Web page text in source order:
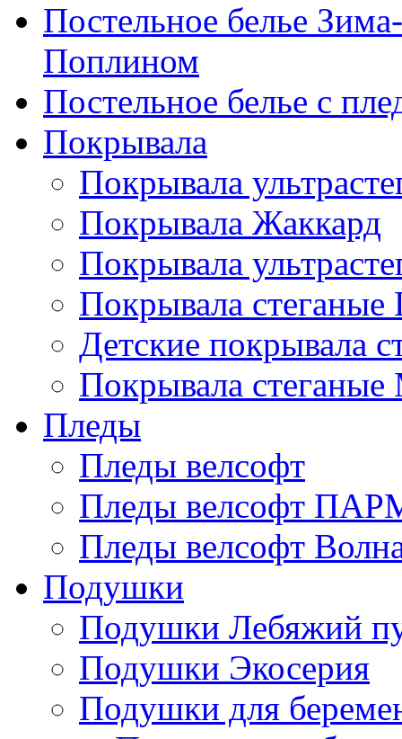
Постельное белье
Поплином
Постельное белье с
Покрывала
Покрывала
Покрывала Жаккард
Покрывала
Покрывала стеганые
Детские покрывала
Покрывала
Пледы
Пледы велсофт
Пледы велсофт
Пледы велсофт
Подушки
Подушки Лебяжий
Подушки Экосерия
Подушки для